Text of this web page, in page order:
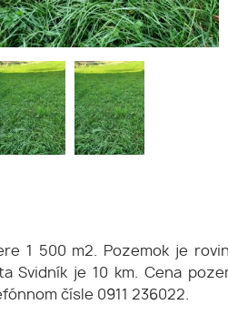
1 500 m2. Pozemok je
Svidník je 10 km. Cena
čísle 0911 236022.